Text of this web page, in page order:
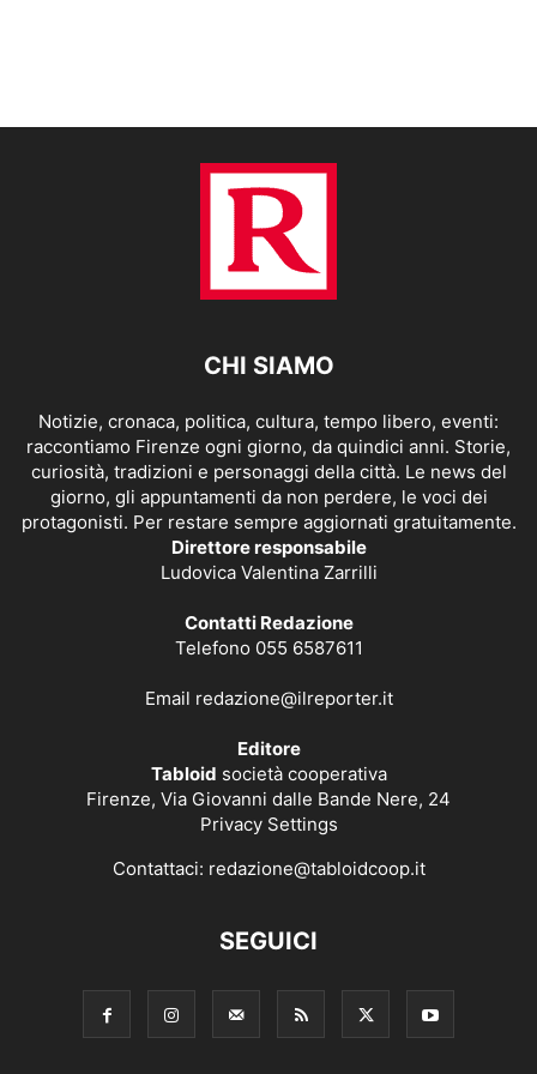
CHI SIAMO
Notizie, cronaca, politica, cultura, tempo libero, eventi:
raccontiamo Firenze ogni giorno, da quindici anni. Storie,
curiosità, tradizioni e personaggi della città. Le news del
giorno, gli appuntamenti da non perdere, le voci dei
protagonisti. Per restare sempre aggiornati gratuitamente.
Direttore responsabile
Ludovica Valentina Zarrilli
Contatti Redazione
Telefono 055 6587611
Email redazione@ilreporter.it
Editore
Tabloid società cooperativa
Firenze, Via Giovanni dalle Bande Nere, 24
Privacy Settings
Contattaci: redazione@tabloidcoop.it
SEGUICI